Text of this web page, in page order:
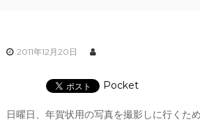
2011年12月20日
Pocket
日曜日、年賀状用の写真を撮影しに行くた